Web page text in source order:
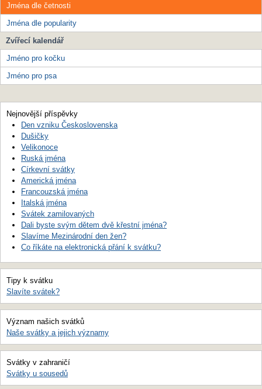
Jména dle četnosti
Jména dle popularity
Zvířecí kalendář
Jméno pro kočku
Jméno pro psa
Nejnovější příspěvky
Den vzniku Československa
Dušičky
Velikonoce
Ruská jména
Církevní svátky
Americká jména
Francouzská jména
Italská jména
Svátek zamilovaných
Dali byste svým dětem dvě křestní jména?
Slavíme Mezinárodní den žen?
Co říkáte na elektronická přání k svátku?
Tipy k svátku
Slavíte svátek?
Význam našich svátků
Naše svátky a jejich významy
Svátky v zahraničí
Svátky u sousedů